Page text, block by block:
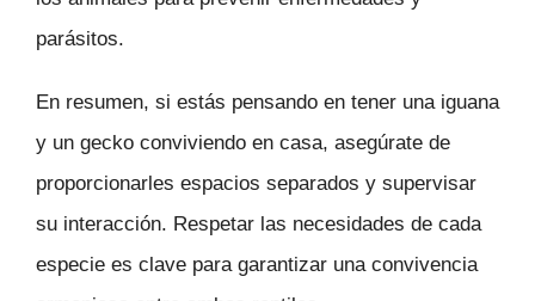
parásitos.
En resumen, si estás pensando en tener una iguana
y un gecko conviviendo en casa, asegúrate de
proporcionarles espacios separados y supervisar
su interacción. Respetar las necesidades de cada
especie es clave para garantizar una convivencia